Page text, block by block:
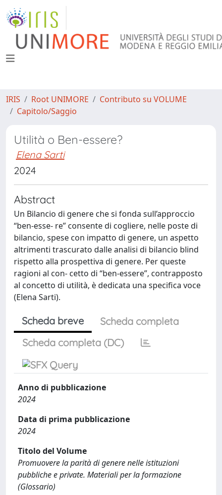
IRIS Root UNIMORE
Contributo su VOLUME
Capitolo/Saggio
Utilità o Ben-essere?
Elena Sarti
2024
Abstract
Un Bilancio di genere che si fonda sull’approccio
“ben-esse- re” consente di cogliere, nelle poste di
bilancio, spese con impatto di genere, un aspetto
altrimenti trascurato dalle analisi di bilancio blind
rispetto alla prospettiva di genere. Per queste
ragioni al con- cetto di “ben-essere”, contrapposto
al concetto di utilità, è dedicata una specifica voce
(Elena Sarti).
Scheda breve
Scheda completa
Scheda completa (DC)
Anno di pubblicazione
2024
Data di prima pubblicazione
2024
Titolo del Volume
Promuovere la parità di genere nelle istituzioni
pubbliche e private. Materiali per la formazione
(Glossario)